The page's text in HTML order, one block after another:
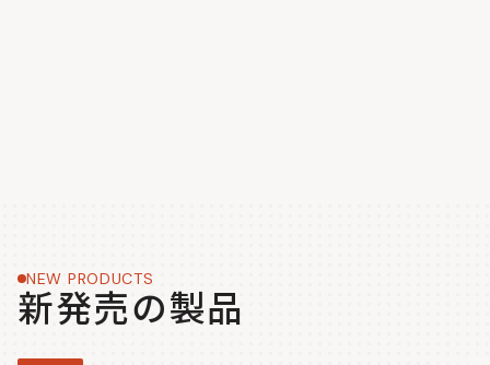
NEW PRODUCTS
新発売の製品